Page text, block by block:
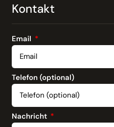
Kontakt
Email
Telefon (optional)
Nachricht